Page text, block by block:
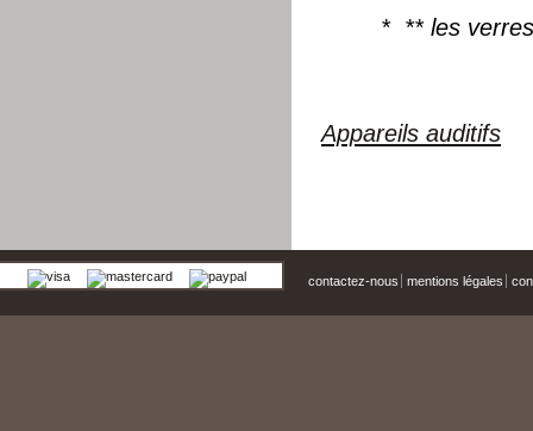
* ** les
Appareils auditifs
contactez-nous mentions légales